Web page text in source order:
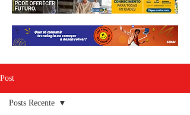
Post
Posts Recente